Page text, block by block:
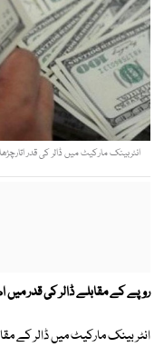
انٹربینک مارکیٹ میں ڈالر کی قدر اتارچڑھاؤ کے بعد مزید 9 پیسے بڑھ کر
روپے کے مقابلے ڈالر کی قدر
انٹر بینک مارکیٹ میں ڈالر کے